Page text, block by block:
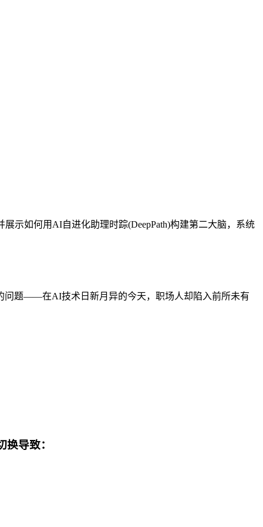
示如何用AI自进化助理时踪(DeepPath)构建第二大脑，系统
问题——在AI技术日新月异的今天，职场人却陷入前所未有
导致：